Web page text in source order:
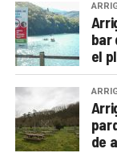
bar
el
de